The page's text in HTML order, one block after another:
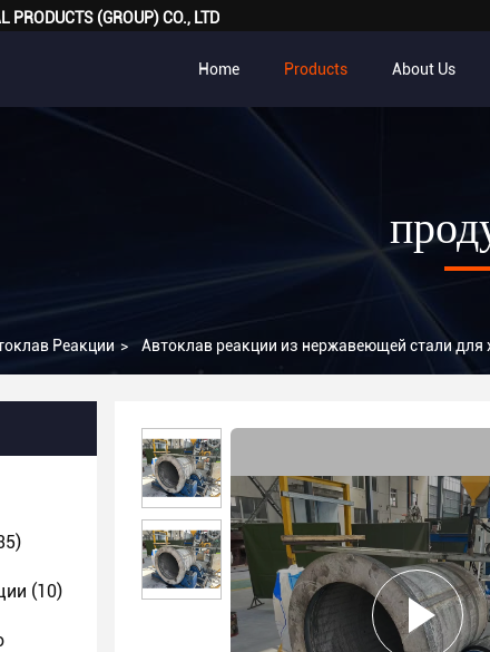
PRODUCTS (GROUP) CO., LTD
Home Products About Us
Реакции > Автоклав реакции из нержавеющей стали для
(10)